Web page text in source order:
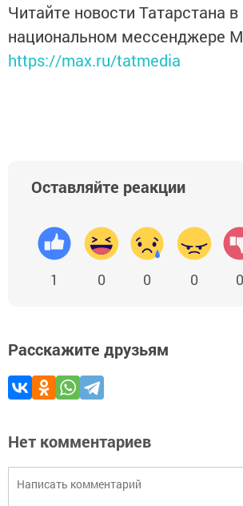
Читайте новости Татарстана в
национальном мессенджере
https://max.ru/tatmedia
Оставляйте реакции
1 0 0 0 0
Расскажите друзьям
Нет комментариев